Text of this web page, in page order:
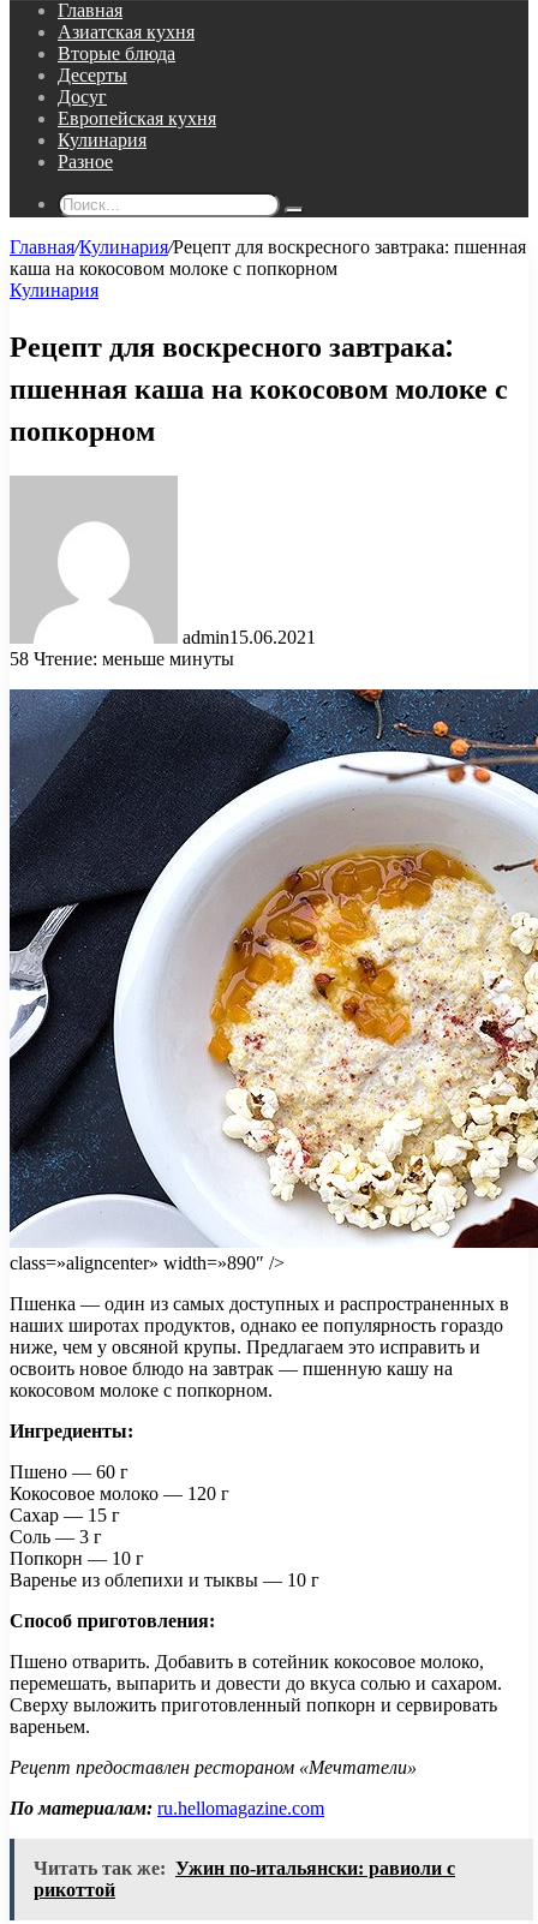
Главная
Азиатская кухня
Вторые блюда
Десерты
Досуг
Европейская кухня
Кулинария
Разное
Поиск...
Главная/Кулинария/Рецепт для воскресного завтрака: пшенная
каша на кокосовом молоке с попкорном
Кулинария
Рецепт для воскресного завтрака:
пшенная каша на кокосовом молоке с
попкорном
admin15.06.2021
58 Чтение: меньше минуты
class=»aligncenter» width=»890″ />
Пшенка — один из самых доступных и распространенных в
наших широтах продуктов, однако ее популярность гораздо
ниже, чем у овсяной крупы. Предлагаем это исправить и
освоить новое блюдо на завтрак — пшенную кашу на
кокосовом молоке с попкорном.
Ингредиенты:
Пшено — 60 г
Кокосовое молоко — 120 г
Сахар — 15 г
Соль — 3 г
Попкорн — 10 г
Варенье из облепихи и тыквы — 10 г
Способ приготовления:
Пшено отварить. Добавить в сотейник кокосовое молоко,
перемешать, выпарить и довести до вкуса солью и сахаром.
Сверху выложить приготовленный попкорн и сервировать
вареньем.
Рецепт предоставлен рестораном «Мечтатели»
По материалам: ru.hellomagazine.com
Читать так же: Ужин по-итальянски: равиоли с
рикоттой